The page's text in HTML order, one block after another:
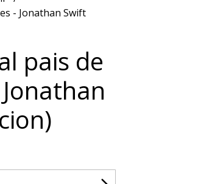
- Jonathan Swift
pais de